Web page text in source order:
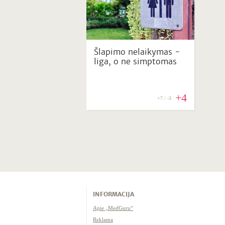
Šlapimo nelaikymas ‒
liga, o ne simptomas
+7 / -3 +4
INFORMACIJA
Apie „MedGuru“
Reklama